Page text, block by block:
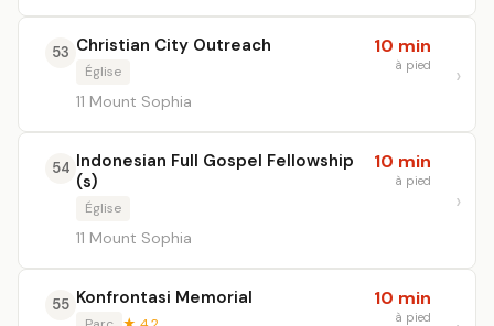
53 Christian City Outreach
Église
11 Mount Sophia
10 min
à pied
54 Indonesian Full Gospel Fellowship
(s)
Église
11 Mount Sophia
10 min
à pied
55 Konfrontasi Memorial 10 min
à pied